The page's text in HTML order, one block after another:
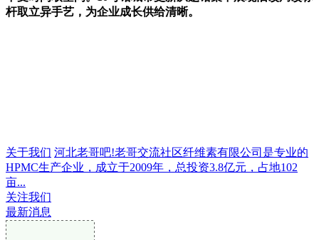
杆取立异手艺，为企业成长供给清晰。
关于我们 河北老哥吧!老哥交流社区纤维素有限公司是专业的
HPMC生产企业，成立于2009年，总投资3.8亿元，占地102
亩...
关注我们
最新消息